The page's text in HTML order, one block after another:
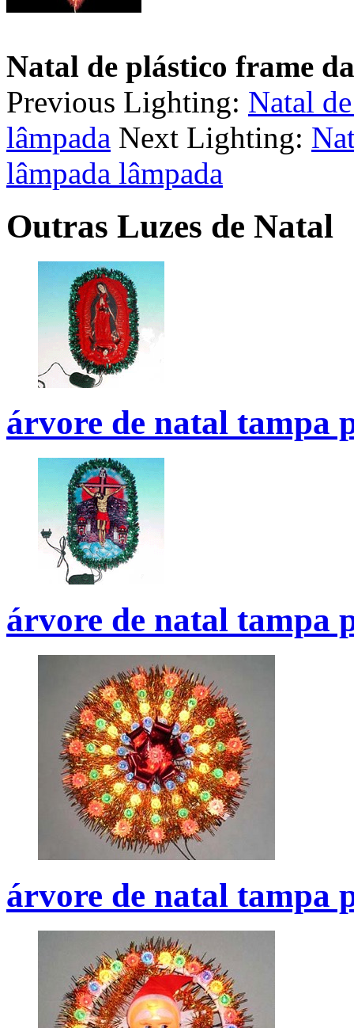
Natal de plástico frame
Previous Lighting: Natal
lâmpada Next Lighting:
lâmpada lâmpada
Outras Luzes de Natal
árvore de natal tampa
árvore de natal tampa
árvore de natal tampa